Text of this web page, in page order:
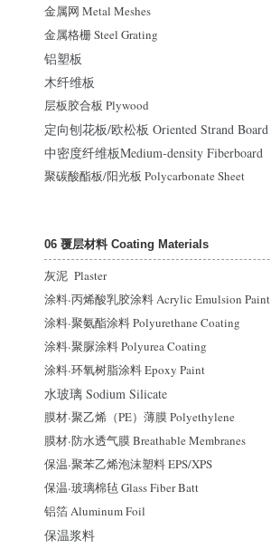
金属网 Metal Meshes
金属格栅 Steel Grating
铝塑板
木纤维板
层板胶合板 Plywood
定向刨花板/欧松板 Oriented Strand Board
中密度纤维板Medium-density Fiberboard
聚碳酸酯板/阳光板 Polycarbonate Sheet
06 覆层材料 Coating Materials
灰泥 Plaster
涂料·丙烯酸乳胶涂料 Acrylic Emulsion Paint
涂料·聚氨酯涂料 Polyurethane Coating
涂料·聚脲涂料 Polyurea Coating
涂料·环氧树脂涂料 Epoxy Paint
水玻璃 Sodium Silicate
膜材·聚乙烯（PE）薄膜 Polyethylene
膜材·防水透气膜 Breathable Membranes
保温·聚苯乙烯泡沫塑料 EPS/XPS
保温·玻璃棉毡 Glass Fiber Batt
铝箔 Aluminum Foil
保温浆料